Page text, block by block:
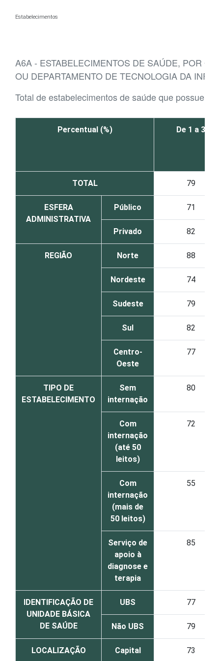
Estabelecimentos
A6A - ESTABELECIMENTOS DE SAÚDE, POR
OU DEPARTAMENTO DE TECNOLOGIA DA
Total de estabelecimentos de saúde que possuem
Percentual (%) De 1 a 3
TOTAL 79
ESFERA
ADMINISTRATIVA
Público 71
Privado 82
REGIÃO Norte 88
Nordeste 74
Sudeste 79
Sul 82
Centro-
Oeste
77
TIPO DE
ESTABELECIMENTO
Sem
internação
80
Com
internação
(até 50
leitos)
72
Com
internação
(mais de
50 leitos)
55
Serviço de
apoio à
diagnose e
terapia
85
IDENTIFICAÇÃO DE
UNIDADE BÁSICA
DE SAÚDE
UBS 77
Não UBS 79
LOCALIZAÇÃO Capital 73